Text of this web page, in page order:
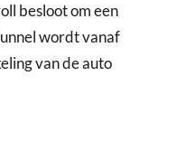
besloot om een
wordt vanaf
van de auto